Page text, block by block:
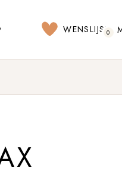
WENSLIJST
0